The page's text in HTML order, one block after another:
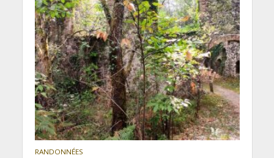
RANDONNÉES